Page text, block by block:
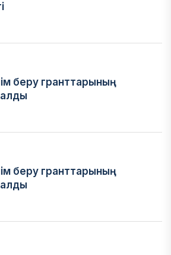
беру гранттарының
беру гранттарының